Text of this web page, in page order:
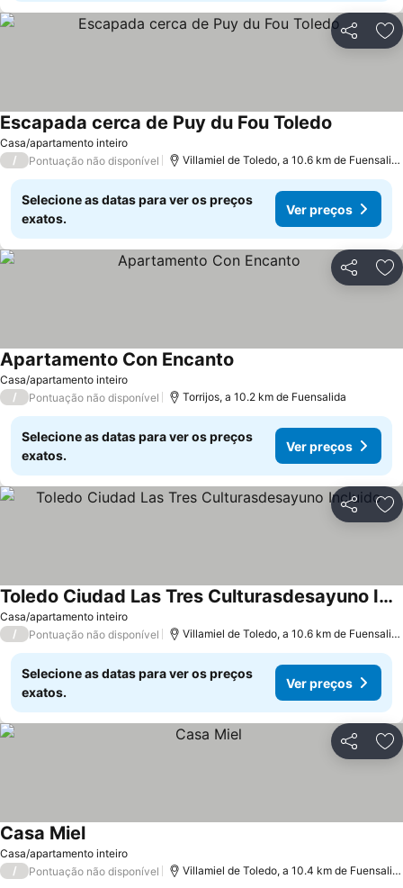
Partilhar
Casa/apartamento inteiro
Escapada cerca de Puy du Fou Toledo
/ Pontuação não disponível Villamiel de Toledo, a 10.6 km de Fuensalida
Selecione as datas para ver os preços
exatos.
Ver preços
Partilhar
Casa/apartamento inteiro
Apartamento Con Encanto
/ Pontuação não disponível Torrijos, a 10.2 km de Fuensalida
Selecione as datas para ver os preços
exatos.
Ver preços
Partilhar
Casa/apartamento inteiro
Toledo Ciudad Las Tres Culturasdesayuno Incluido
/ Pontuação não disponível Villamiel de Toledo, a 10.6 km de Fuensalida
Selecione as datas para ver os preços
exatos.
Ver preços
Partilhar
Casa/apartamento inteiro
Casa Miel
/ Pontuação não disponível Villamiel de Toledo, a 10.4 km de Fuensalida